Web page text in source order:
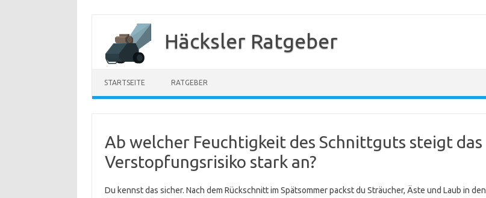
springen
Häcksler Ratgeber
STARTSEITE RATGEBER
Ab welcher Feuchtigkeit des Schnittguts steigt das
Verstopfungsrisiko stark an?
Du kennst das sicher. Nach dem Rückschnitt im Spätsommer packst du Sträucher, Äste und Laub in den